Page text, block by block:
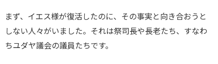
まず、イエス様が復活したのに、その事実と向き合おうと
しない人々がいました。それは祭司長や長老たち、すなわ
ちユダヤ議会の議員たちです。